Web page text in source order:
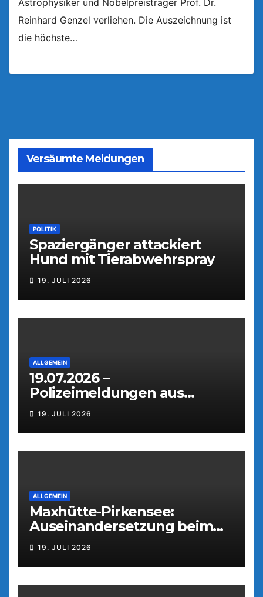
Astrophysiker und Nobelpreisträger Prof. Dr.
Reinhard Genzel verliehen. Die Auszeichnung ist
die höchste…
Versäumte Meldungen
POLITIK
Spaziergänger attackiert
Hund mit Tierabwehrspray
19. JULI 2026
ALLGEMEIN
19.07.2026 –
Polizeimeldungen aus
Weiden
19. JULI 2026
ALLGEMEIN
Maxhütte-Pirkensee:
Auseinandersetzung beim
Parkfest
19. JULI 2026